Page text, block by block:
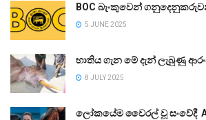
BOC බැංකුවෙන්
5 JUNE 2025
භාතිය ගැන මේ දැන් ලැබුණු
8 JULY 2025
ලෝකයේම වෛරල් වූ සංවේදී